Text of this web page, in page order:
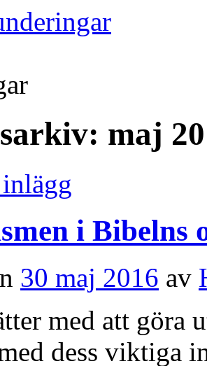
maj
i Bibelns
30 maj 2016 av
med att göra
dess viktiga